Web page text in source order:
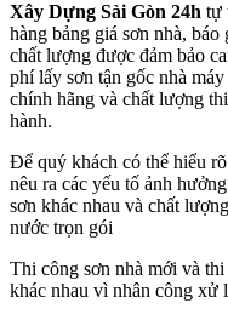
Xây Dựng Sài Gòn 24h tự
hàng bảng giá sơn nhà,
chất lượng được đảm bảo
phí lấy sơn tận gốc nhà
chính hãng và chất lượng
hành.
Để quý khách có thể hiểu
nêu ra các yếu tố ảnh
sơn khác nhau và chất
nước trọn gói
Thi công sơn nhà mới và
khác nhau vì nhân công xử